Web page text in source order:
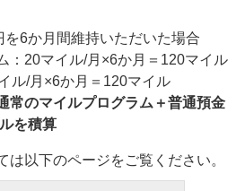
6か月間維持いただいた場合
：20マイル/月×6か月＝120マイル
ル/月×6か月＝120マイル
常のマイルプログラム＋普通預金
を積算
は以下のページをご覧ください。